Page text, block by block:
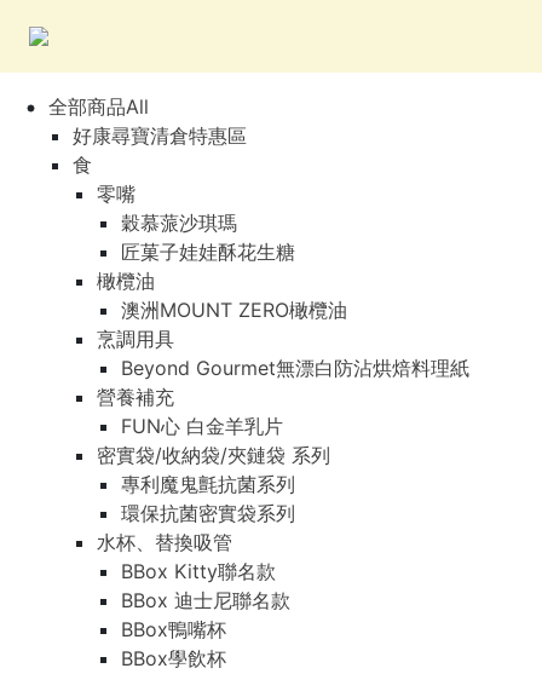
全部商品All
好康尋寶清倉特惠區
食
零嘴
穀慕蒎沙琪瑪
匠菓子娃娃酥花生糖
橄欖油
澳洲MOUNT ZERO橄欖油
烹調用具
Beyond Gourmet無漂白防沾烘焙料理紙
營養補充
FUN心 白金羊乳片
密實袋/收納袋/夾鏈袋 系列
專利魔鬼氈抗菌系列
環保抗菌密實袋系列
水杯、替換吸管
BBox Kitty聯名款
BBox 迪士尼聯名款
BBox鴨嘴杯
BBox學飲杯